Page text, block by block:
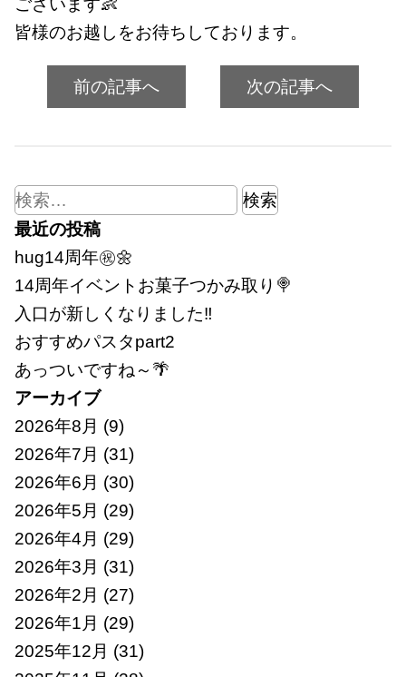
ございます👶
皆様のお越しをお待ちしております。
前の記事へ 次の記事へ
検
索:
最近の投稿
hug14周年㊗🌼
14周年イベントお菓子つかみ取り🍭
入口が新しくなりました‼
おすすめパスタpart2
あっついですね～🌴
アーカイブ
2026年8月 (9)
2026年7月 (31)
2026年6月 (30)
2026年5月 (29)
2026年4月 (29)
2026年3月 (31)
2026年2月 (27)
2026年1月 (29)
2025年12月 (31)